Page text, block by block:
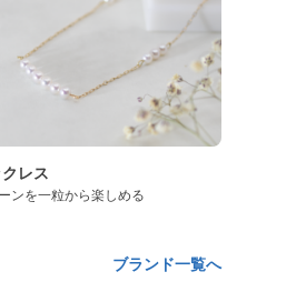
レス
ンを一粒から楽しめる
ブランド一覧へ